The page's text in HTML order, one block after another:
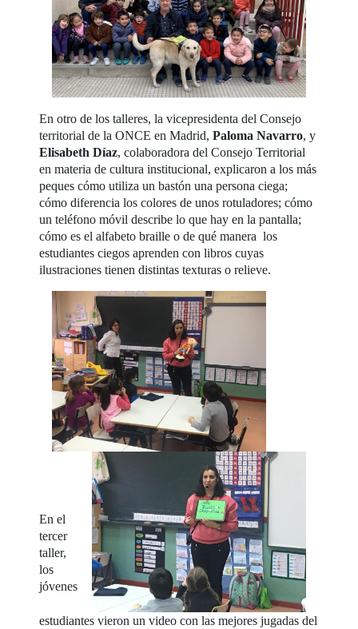
En otro de los talleres, la vicepresidenta del Consejo
territorial de la ONCE en Madrid,Paloma Navarro, y
Elisabeth Díaz, colaboradora del Consejo Territorial
en materia de cultura institucional, explicaron a los más
peques cómo utiliza un bastón una persona ciega;
cómo diferencia los colores de unos rotuladores; cómo
un teléfono móvil describe lo que hay en la pantalla;
cómo es el alfabeto braille o de qué manera los
estudiantes ciegos aprenden con libros cuyas
ilustraciones tienen distintas texturas o relieve.
En el
tercer
taller,
los
jóvenes
estudiantes vieron un video con las mejores jugadas del